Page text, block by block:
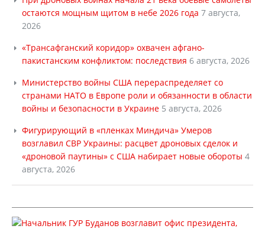
остаются мощным щитом в небе 2026 года 7 августа,
2026
«Трансафганский коридор» охвачен афгано-
пакистанским конфликтом: последствия 6 августа, 2026
Министерство войны США перераспределяет со
странами НАТО в Европе роли и обязанности в области
войны и безопасности в Украине 5 августа, 2026
Фигурирующий в «пленках Миндича» Умеров
возглавил СВР Украины: расцвет дроновых сделок и
«дроновой паутины» с США набирает новые обороты 4
августа, 2026